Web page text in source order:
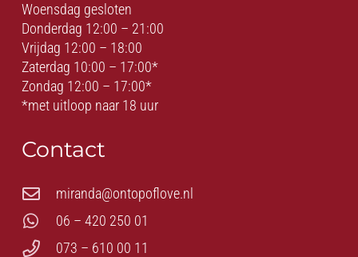
Woensdag gesloten
Donderdag 12:00 – 21:00
Vrijdag 12:00 – 18:00
Zaterdag 10:00 – 17:00*
Zondag 12:00 – 17:00*
*met uitloop naar 18 uur
Contact
miranda@ontopoflove.nl
06 – 420 250 01
073 – 610 00 11